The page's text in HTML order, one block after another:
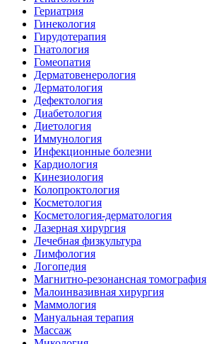
Гериатрия
Гинекология
Гирудотерапия
Гнатология
Гомеопатия
Дерматовенерология
Дерматология
Дефектология
Диабетология
Диетология
Иммунология
Инфекционные болезни
Кардиология
Кинезиология
Колопроктология
Косметология
Косметология-дерматология
Лазерная хирургия
Лечебная физкультура
Лимфология
Логопедия
Магнитно-резонансная томография
Малоинвазивная хирургия
Маммология
Мануальная терапия
Массаж